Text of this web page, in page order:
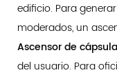
edificio. Para
moderados, un
Ascensor de cápsula
del usuario. Para